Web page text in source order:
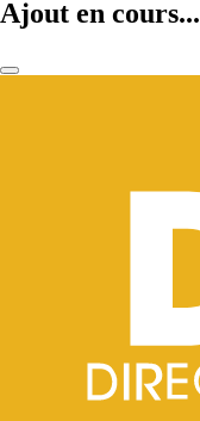
Ajout en cours...